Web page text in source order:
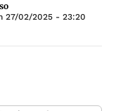
27/02/2025 - 23:20